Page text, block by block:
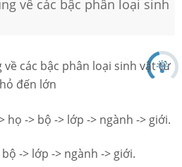
về các bậc phân loại sinh
các bậc phân loại sinh vật từ
đến lớn
họ -> bộ -> lớp -> ngành -> giới.
-> lớp -> ngành -> giới.